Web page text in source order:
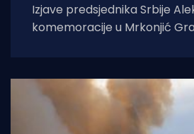
Izjave predsjednika Srbije
komemoracije u Mrkonjić